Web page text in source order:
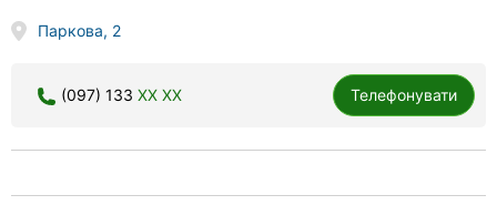
Паркова, 2
(097) 133 XX XX Телефонувати